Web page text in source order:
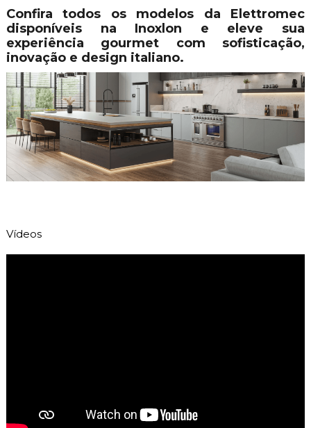
Confira todos os modelos da Elettromec
disponíveis na Inoxlon e eleve sua
experiência gourmet com sofisticação,
inovação e design italiano.
Vídeos